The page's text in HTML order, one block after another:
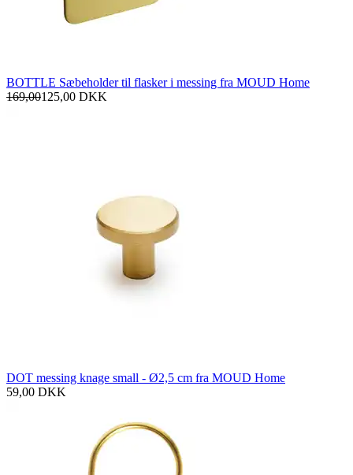
BOTTLE Sæbeholder til flasker i messing fra MOUD Home
169,00125,00 DKK
DOT messing knage small - Ø2,5 cm fra MOUD Home
59,00 DKK